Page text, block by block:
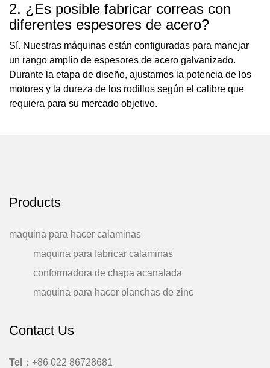
2. ¿Es posible fabricar correas con
diferentes espesores de acero?
Sí. Nuestras máquinas están configuradas para manejar
un rango amplio de espesores de acero galvanizado.
Durante la etapa de diseño, ajustamos la potencia de los
motores y la dureza de los rodillos según el calibre que
requiera para su mercado objetivo.
Products
maquina para hacer calaminas
maquina para fabricar calaminas
conformadora de chapa acanalada
maquina para hacer planchas de zinc
Contact Us
Tel
：+86 022 86728681